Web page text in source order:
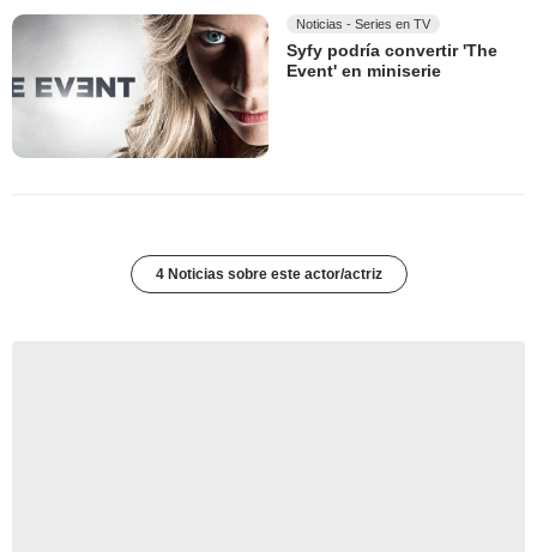
Noticias - Series en TV
Syfy podría convertir 'The
Event' en miniserie
4 Noticias sobre este actor/actriz